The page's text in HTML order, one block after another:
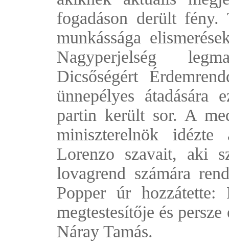
fogadáson derült
munkássága
Nagyperjelség
Dicsőségért
ünnepélyes átadására
partin került sor. A
miniszterelnök
Lorenzo szavait, aki
lovagrend számára
Popper úr hozzátette:
megtestesítője és
Náray Tamás.